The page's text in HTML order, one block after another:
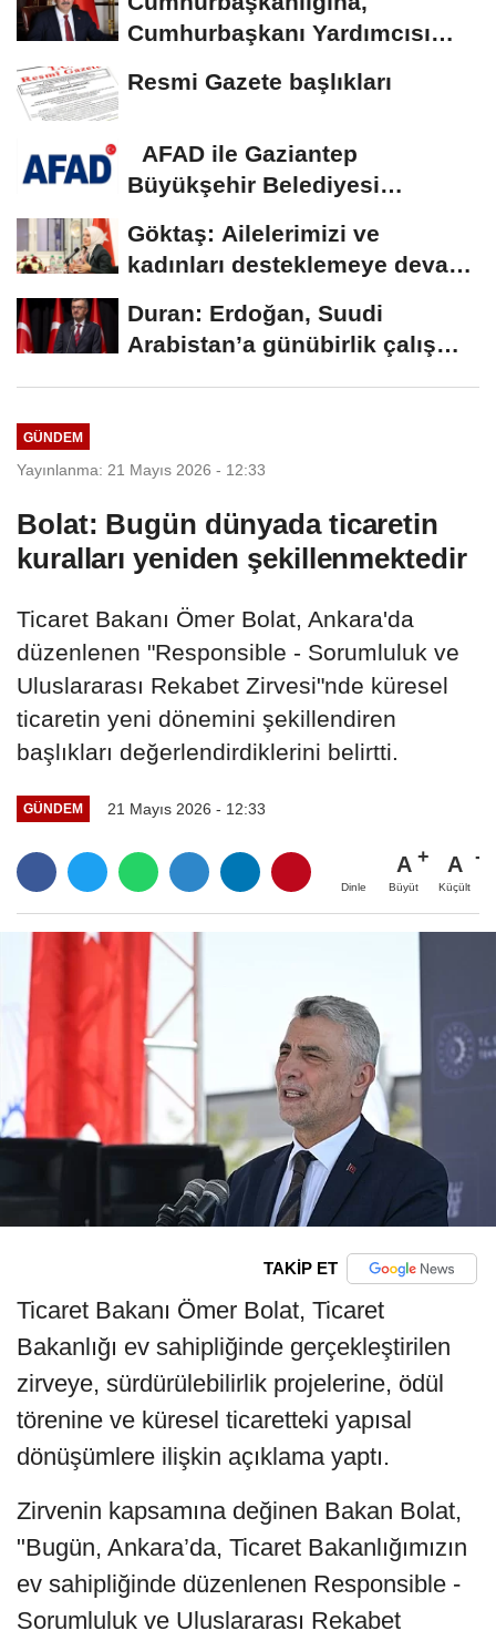
Cumhurbaşkanı Yardımcısı
Resmi Gazete başlıkları
AFAD ile Gaziantep
Büyükşehir Belediyesi
Göktaş: Ailelerimizi ve
kadınları desteklemeye devam
Duran: Erdoğan, Suudi
Arabistan’a günübirlik çalışma
GÜNDEM
Yayınlanma: 21 Mayıs 2026 - 12:33
Bolat: Bugün dünyada ticaretin
kuralları yeniden şekillenmektedir
Ticaret Bakanı Ömer Bolat, Ankara'da
düzenlenen "Responsible - Sorumluluk ve
Uluslararası Rekabet Zirvesi"nde küresel
ticaretin yeni dönemini şekillendiren
başlıkları değerlendirdiklerini belirtti.
GÜNDEM 21 Mayıs 2026 - 12:33
Dinle
A
Büyüt
A
Küçült
TAKİP ET
Ticaret Bakanı Ömer Bolat, Ticaret
Bakanlığı ev sahipliğinde gerçekleştirilen
zirveye, sürdürülebilirlik projelerine, ödül
törenine ve küresel ticaretteki yapısal
dönüşümlere ilişkin açıklama yaptı.
Zirvenin kapsamına değinen Bakan Bolat,
"Bugün, Ankara’da, Ticaret Bakanlığımızın
ev sahipliğinde düzenlenen Responsible -
Sorumluluk ve Uluslararası Rekabet